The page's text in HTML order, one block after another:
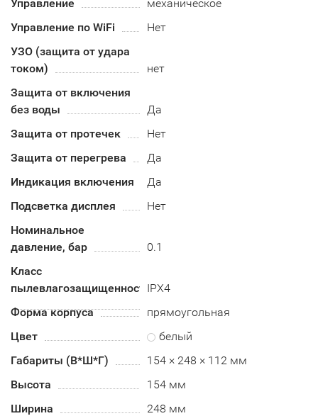
Управление
механическое
Управление по WiFi
Нет
УЗО (защита от удара
током)
нет
Защита от включения
без воды
Да
Защита от протечек
Нет
Защита от перегрева
Да
Индикация включения
Да
Подсветка дисплея
Нет
Номинальное
давление, бар
0.1
Класс
пылевлагозащищенностиIPX4
Форма корпуса
прямоугольная
Цвет
белый
Габариты (В*Ш*Г)
154 × 248 × 112 мм
Высота
154 мм
Ширина
248 мм